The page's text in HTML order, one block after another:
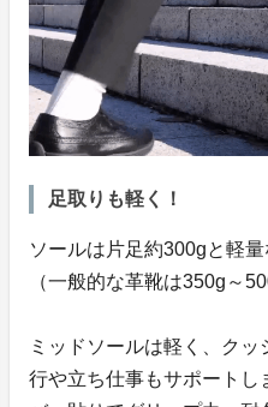
足取りも軽く！
ソールは片足約300gと軽量
（一般的な革靴は350g～
ミッドソールは軽く、ク
行や立ち仕事もサポートし